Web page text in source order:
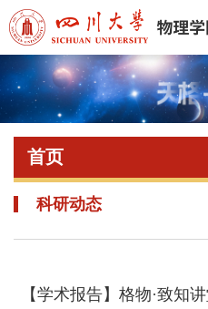
首页
科研动态
【学术报告】格物·致知